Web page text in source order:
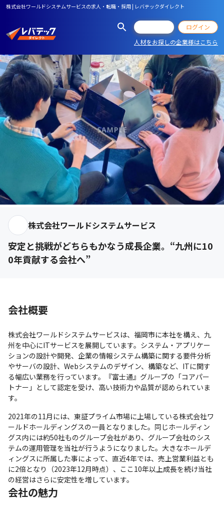
株式会社ワールドシステムサービスの求人・転職・採用 | レバテックダイレクト
ログイン
人材をお探しの企業様はこちら
株式会社ワールドシステムサービス
安定と挑戦がどちらもかなう成長企業。“九州に10
0年貢献する会社へ”
会社概要
株式会社ワールドシステムサービスは、福岡市に本社を構え、九
州を中心にITサービスを展開しています。システム・アプリケー
ションの設計や開発、企業の情報システム構築に関する要件分析
やサーバの設計、Webシステムのデザイン、構築など、ITに関す
る幅広い業務を行っています。『富士通』グループの「コアパー
トナー」として認定を受け、高い技術力や品質が認められていま
す。
2021年の11月には、東証プライム市場に上場している株式会社ワ
ールドホールディングスの一員となりました。同じホールディン
グス内には約50社ものグループ会社があり、グループ会社のシス
テムの運用管理を当社が行うようになりました。大きなホールデ
ィングスに所属した事によって、直近4年では、売上営業利益とも
に2倍となり（2023年12月時点）、ここ10年以上成長を続け当社
の経営はさらに安定性を増しています。
会社の魅力